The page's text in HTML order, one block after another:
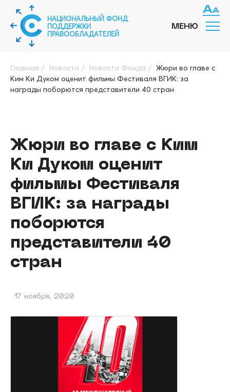
НАЦИОНАЛЬНЫЙ ФОНД
ПОДДЕРЖКИ
ПРАВООБЛАДАТЕЛЕЙ
МЕНЮ
Главная / Новости / Новости Фонда / Жюри во главе с
Ким Ки Дуком оценит фильмы Фестиваля ВГИК: за
награды поборются представители 40 стран
Жюри во главе с Ким
Ки Дуком оценит
фильмы Фестиваля
ВГИК: за награды
поборются
представители 40
стран
17 ноября, 2020